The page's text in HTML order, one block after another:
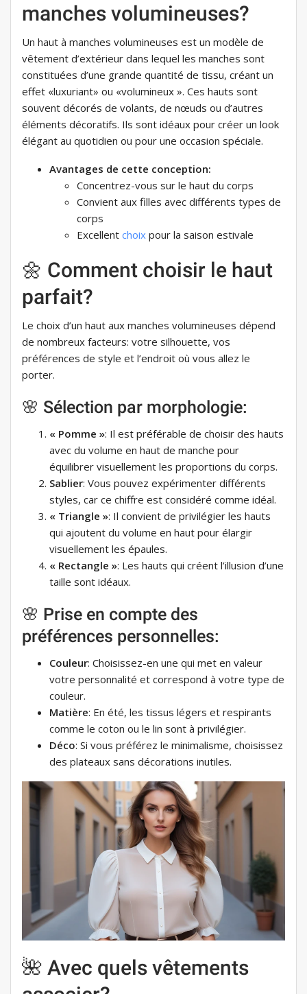
manches volumineuses?
Un haut à manches volumineuses est un modèle de
vêtement d’extérieur dans lequel les manches sont
constituées d’une grande quantité de tissu, créant un
effet «luxuriant» ou «volumineux ». Ces hauts sont
souvent décorés de volants, de nœuds ou d’autres
éléments décoratifs. Ils sont idéaux pour créer un look
élégant au quotidien ou pour une occasion spéciale.
Avantages de cette conception:
Concentrez-vous sur le haut du corps
Convient aux filles avec différents types de
corps
Excellent choix pour la saison estivale
🌼 Comment choisir le haut
parfait?
Le choix d’un haut aux manches volumineuses dépend
de nombreux facteurs: votre silhouette, vos
préférences de style et l’endroit où vous allez le
porter.
🌸 Sélection par morphologie:
« Pomme »: Il est préférable de choisir des hauts
avec du volume en haut de manche pour
équilibrer visuellement les proportions du corps.
Sablier: Vous pouvez expérimenter différents
styles, car ce chiffre est considéré comme idéal.
« Triangle »: Il convient de privilégier les hauts
qui ajoutent du volume en haut pour élargir
visuellement les épaules.
« Rectangle »: Les hauts qui créent l’illusion d’une
taille sont idéaux.
🌸 Prise en compte des
préférences personnelles:
Couleur: Choisissez-en une qui met en valeur
votre personnalité et correspond à votre type de
couleur.
Matière: En été, les tissus légers et respirants
comme le coton ou le lin sont à privilégier.
Déco: Si vous préférez le minimalisme, choisissez
des plateaux sans décorations inutiles.
🌺 Avec quels vêtements